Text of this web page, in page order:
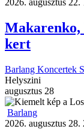
2026. augusztus 22.
Makarenko,
kert
Barlang Koncertek
Helyszini
augusztus 28
Barlang
2026. augusztus 28.